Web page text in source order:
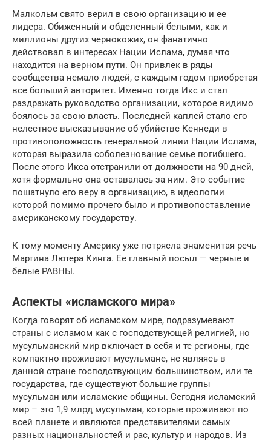
Малкольм свято верил в свою организацию и ее
лидера. Обиженный и обделенный белыми, как и
миллионы других чернокожих, он фанатично
действовал в интересах Нации Ислама, думая что
находится на верном пути. Он привлек в ряды
сообщества немало людей, с каждым годом приобретая
все больший авторитет. Именно тогда Икс и стал
раздражать руководство организации, которое видимо
боялось за свою власть. Последней каплей стало его
нелестное высказывание об убийстве Кеннеди в
противоположность генеральной линии Нации Ислама,
которая выразила соболезнование семье погибшего.
После этого Икса отстранили от должности на 90 дней,
хотя формально она оставалась за ним. Это событие
пошатнуло его веру в организацию, в идеологии
которой помимо прочего было и противопоставление
американскому государству.
К тому моменту Америку уже потрясла знаменитая речь
Мартина Лютера Кинга. Ее главный посыл — черные и
белые РАВНЫ.
Аспекты «исламского мира»
Когда говорят об исламском мире, подразумевают
страны с исламом как с господствующей религией, но
мусульманский мир включает в себя и те регионы, где
компактно проживают мусульмане, не являясь в
данной стране господствующим большинством, или те
государства, где существуют большие группы
мусульман или исламские общины. Сегодня исламский
мир – это 1,9 млрд мусульман, которые проживают по
всей планете и являются представителями самых
разных национальностей и рас, культур и народов. Из